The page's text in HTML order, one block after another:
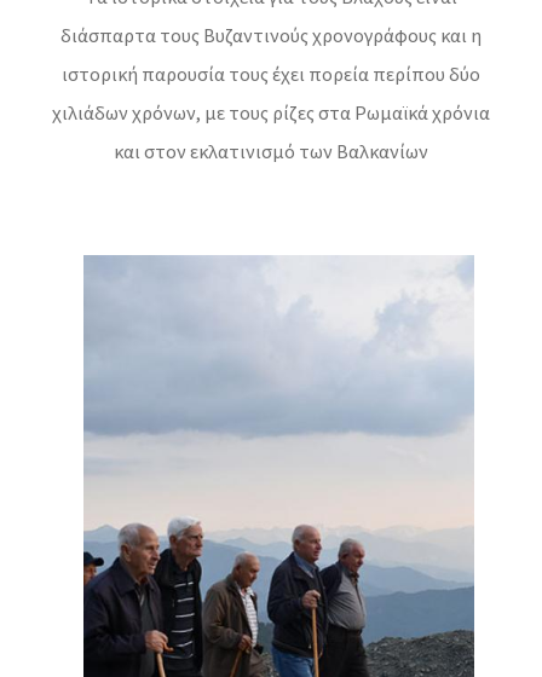
διάσπαρτα τους Βυζαντινούς χρονογράφους και η
ιστορική παρουσία τους έχει πορεία περίπου δύο
χιλιάδων χρόνων, με τους ρίζες στα Ρωμαϊκά χρόνια
και στον εκλατινισμό των Βαλκανίων